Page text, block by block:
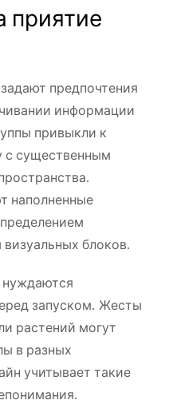
приятие
предпочтения
информации
привыкли к
с существенным
наполненные
блоков.
запуском. Жесты
растений могут
в разных
учитывает такие